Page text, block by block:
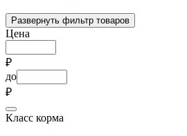
Развернуть фильтр товаров
Цена
₽
до
₽
Класс корма